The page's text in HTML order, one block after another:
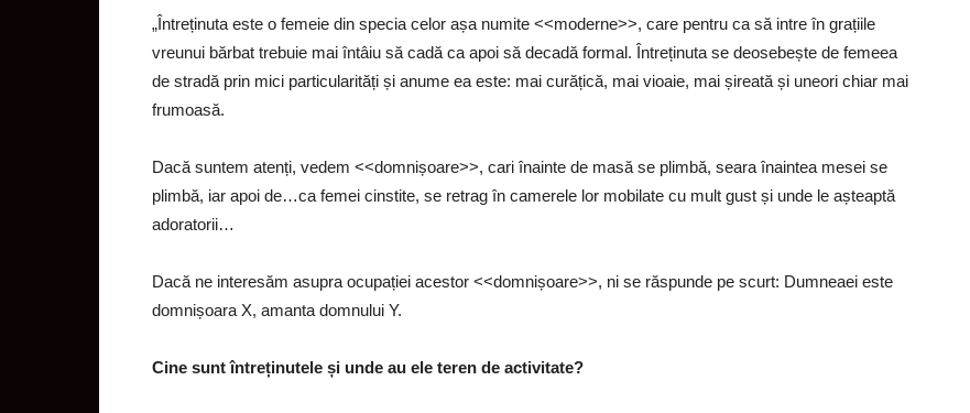
„Întreținuta este o femeie din specia celor așa numite <<moderne>>, care pentru ca să intre în grațiile
vreunui bărbat trebuie mai întâiu să cadă ca apoi să decadă formal. Întreținuta se deosebește de femeea
de stradă prin mici particularități și anume ea este: mai curățică, mai vioaie, mai șireată și uneori chiar mai
frumoasă.
Dacă suntem atenți, vedem <<domnișoare>>, cari înainte de masă se plimbă, seara înaintea mesei se
plimbă, iar apoi de…ca femei cinstite, se retrag în camerele lor mobilate cu mult gust și unde le așteaptă
adoratorii…
Dacă ne interesăm asupra ocupației acestor <<domnișoare>>, ni se răspunde pe scurt: Dumneaei este
domnișoara X, amanta domnului Y.
Cine sunt întreținutele și unde au ele teren de activitate?